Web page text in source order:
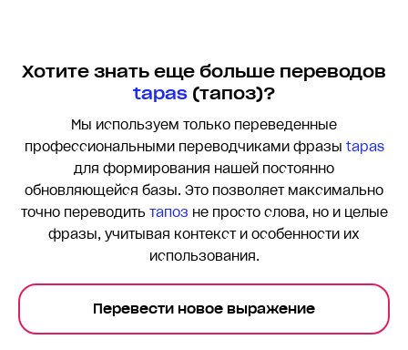
Хотите знать еще больше переводов
tapas(тапоз)?
Мы используем только переведенные
профессиональными переводчиками фразы tapas
для формирования нашей постоянно
обновляющейся базы. Это позволяет максимально
точно переводить тапоз не просто слова, но и целые
фразы, учитывая контекст и особенности их
использования.
Перевести новое выражение